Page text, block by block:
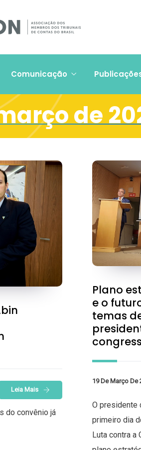
Comunicação
de
Leia Mais
do convênio já
Plano
e o
temas
19 De Março De
O presidente
primeiro dia
Luta contra a